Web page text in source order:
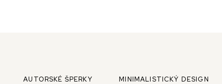
AUTORSKÉ ŠPERKY
MINIMALISTICKÝ DESIGN